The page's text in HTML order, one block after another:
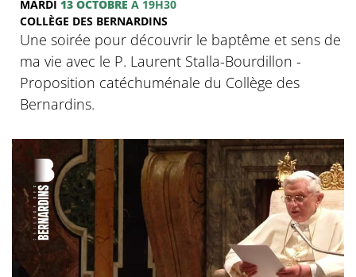
MARDI 13 OCTOBRE À 19H30
COLLÈGE DES BERNARDINS
Une soirée pour découvrir le baptême et sens de
ma vie avec le P. Laurent Stalla-Bourdillon -
Proposition catéchuménale du Collège des
Bernardins.